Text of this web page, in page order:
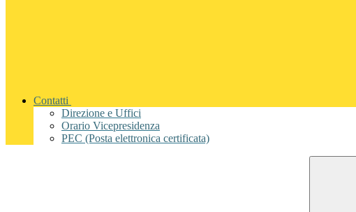
Contatti
Direzione e Uffici
Orario Vicepresidenza
PEC (Posta elettronica certificata)